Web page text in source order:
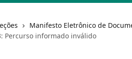
Manifesto Eletrônico de
Percurso informado inválido